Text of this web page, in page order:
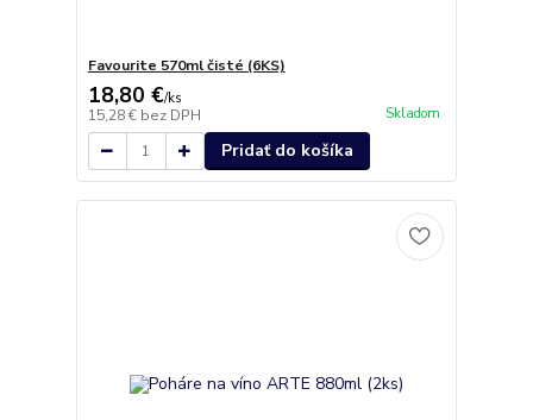
Favourite 570ml čisté (6KS)
18,80 €/ks
15,28 € bez DPH Skladom
Pridať do košíka